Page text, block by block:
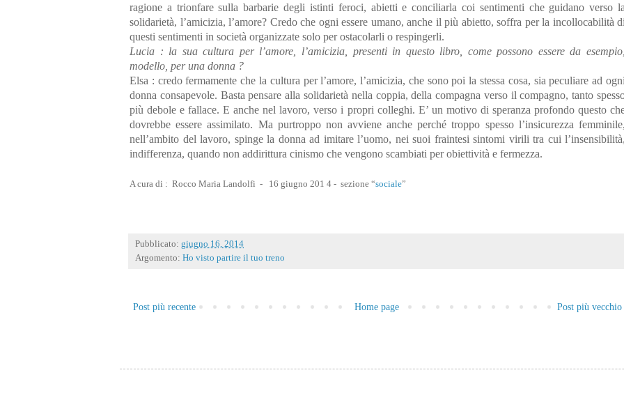
ragione a trionfare sulla barbarie degli istinti feroci, abietti e conciliarla coi sentimenti che guidano verso la
solidarietà, l’amicizia, l’amore? Credo che ogni essere umano, anche il più abietto, soffra per la incollocabilità di
questi sentimenti in società organizzate solo per ostacolarli o respingerli.
Lucia : la sua cultura per l’amore, l’amicizia, presenti in questo libro, come possono essere da esempio,
modello, per una donna ?
Elsa : credo fermamente che la cultura per l’amore, l’amicizia, che sono poi la stessa cosa, sia peculiare ad ogni
donna consapevole. Basta pensare alla solidarietà nella coppia, della compagna verso il compagno, tanto
più debole e fallace. E anche nel lavoro, verso i propri colleghi. E’ un motivo di speranza profondo questo
dovrebbe essere assimilato. Ma purtroppo non avviene anche perché troppo spesso l’insicurezza femminile,
nell’ambito del lavoro, spinge la donna ad imitare l’uomo, nei suoi fraintesi sintomi virili tra cui l’insensibilità,
indifferenza, quando non addirittura cinismo che vengono scambiati per obiettività e fermezza.
A cura di : Rocco Maria Landolfi - 16 giugno 201 4 - sezione “sociale”
Pubblicato: giugno 16, 2014
Argomento: Ho visto partire il tuo treno
Post più recente Post più vecchio
Home page